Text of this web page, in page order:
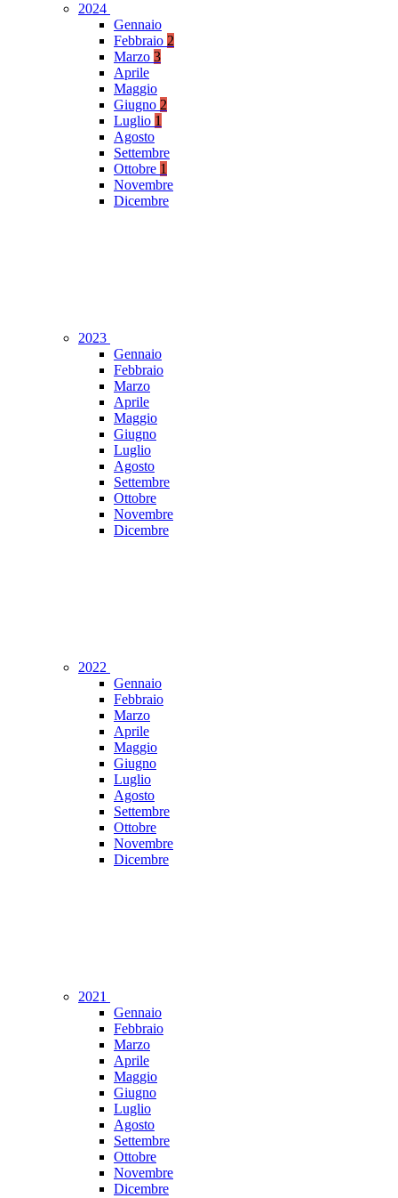
2024
Gennaio
Febbraio 2
Marzo 3
Aprile
Maggio
Giugno 2
Luglio 1
Agosto
Settembre
Ottobre 1
Novembre
Dicembre
2023
Gennaio
Febbraio
Marzo
Aprile
Maggio
Giugno
Luglio
Agosto
Settembre
Ottobre
Novembre
Dicembre
2022
Gennaio
Febbraio
Marzo
Aprile
Maggio
Giugno
Luglio
Agosto
Settembre
Ottobre
Novembre
Dicembre
2021
Gennaio
Febbraio
Marzo
Aprile
Maggio
Giugno
Luglio
Agosto
Settembre
Ottobre
Novembre
Dicembre